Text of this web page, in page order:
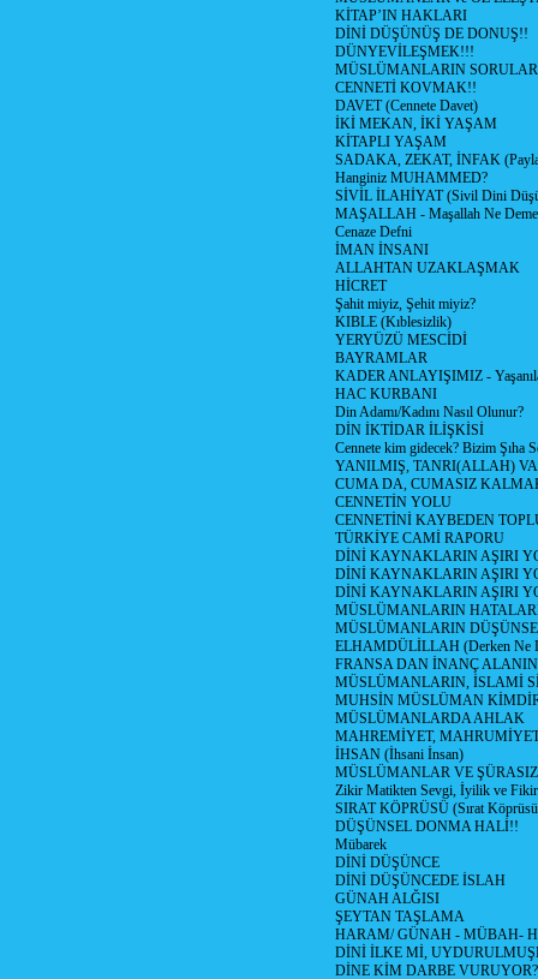
KİTAP’IN HAKLARI
DİNİ DÜŞÜNÜŞ DE DONUŞ!!
DÜNYEVİLEŞMEK!!!
MÜSLÜMANLARIN
CENNETİ KOVMAK!!
DAVET (Cennete Davet)
İKİ MEKAN, İKİ YAŞAM
KİTAPLI YAŞAM
SADAKA, ZEKAT, İNFAK
Hanginiz MUHAMMED?
SİVİL İLAHİYAT (Sivil Dini
MAŞALLAH - Maşallah Ne
Cenaze Defni
İMAN İNSANI
ALLAHTAN UZAKLAŞMAK
HİCRET
Şahit miyiz, Şehit miyiz?
KIBLE (Kıblesizlik)
YERYÜZÜ MESCİDİ
BAYRAMLAR
KADER ANLAYIŞIMIZ -
HAC KURBANI
Din Adamı/Kadını Nasıl Olunur?
DİN İKTİDAR İLİŞKİSİ
Cennete kim gidecek? Bizim Şıha
YANILMIŞ, TANRI(ALLAH)
CUMA DA, CUMASIZ
CENNETİN YOLU
CENNETİNİ KAYBEDEN
TÜRKİYE CAMİ RAPORU
DİNİ KAYNAKLARIN AŞIRI
DİNİ KAYNAKLARIN AŞIRI
DİNİ KAYNAKLARIN AŞIRI
MÜSLÜMANLARIN
MÜSLÜMANLARIN
ELHAMDÜLİLLAH (Derken Ne
FRANSA DAN İNANÇ
MÜSLÜMANLARIN, İSLAMİ
MUHSİN MÜSLÜMAN
MÜSLÜMANLARDA AHLAK
MAHREMİYET,
İHSAN (İhsani İnsan)
MÜSLÜMANLAR VE
Zikir Matikten Sevgi, İyilik ve
SIRAT KÖPRÜSÜ (Sırat
DÜŞÜNSEL DONMA HALİ!!
Mübarek
DİNİ DÜŞÜNCE
DİNİ DÜŞÜNCEDE İSLAH
GÜNAH ALĞISI
ŞEYTAN TAŞLAMA
HARAM/ GÜNAH - MÜBAH-
DİNİ İLKE Mİ,
DİNE KİM DARBE VURUYOR?